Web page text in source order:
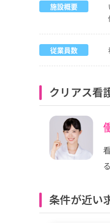
施設概要
従業員数
クリアス看
条件が近い